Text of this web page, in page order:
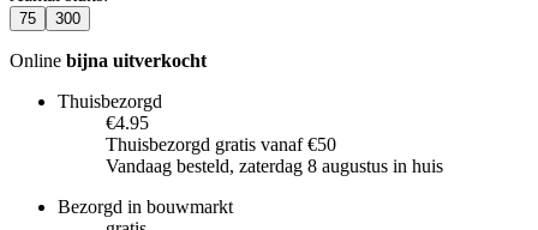
75 300
Online bijna uitverkocht
Thuisbezorgd
€4.95
Thuisbezorgd gratis vanaf €50
Vandaag besteld, zaterdag 8 augustus in huis
Bezorgd in bouwmarkt